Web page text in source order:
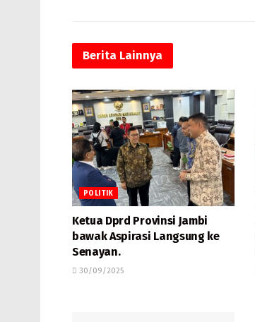
Berita Lainnya
POLITIK
Ketua Dprd Provinsi Jambi
bawak Aspirasi Langsung ke
Senayan.
30/09/2025